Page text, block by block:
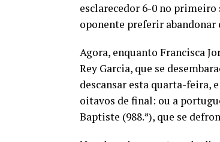
esclarecedor 6-0 no primeiro
oponente preferir
Agora, enquanto Francisca
Rey Garcia, que se
descansar esta quarta-feira,
oitavos de final: ou a
Baptiste (988.ª), que se